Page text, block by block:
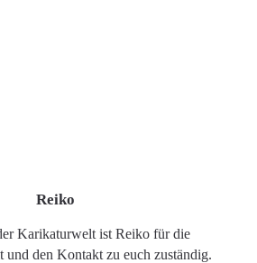
Reiko
Karikaturwelt ist Reiko für die
und den Kontakt zu euch zuständig.